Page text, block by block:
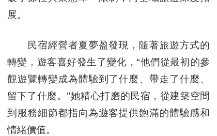
展。
民宿經營者夏夢盈發現，隨著旅遊方式的
轉變，遊客喜好發生了變化，“他們從最初的參
觀遊覽轉變成為體驗到了什麼、帶走了什麼、
留下了什麼。”她精心打磨的民宿，從建築空間
到服務細節都指向為遊客提供飽滿的體驗感和
情緒價值。